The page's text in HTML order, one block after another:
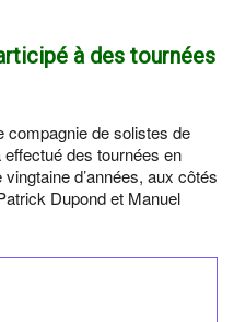
à des tournées
compagnie de solistes de
effectué des tournées en
d’années, aux côtés
Dupond et Manuel